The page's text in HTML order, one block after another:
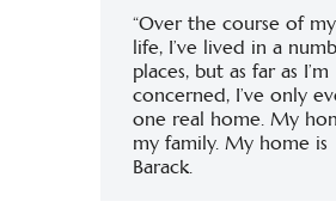
“Over the course of
life, I’ve lived in a
places, but as far as I’m
concerned, I’ve only
one real home. My
my family. My home is
Barack.